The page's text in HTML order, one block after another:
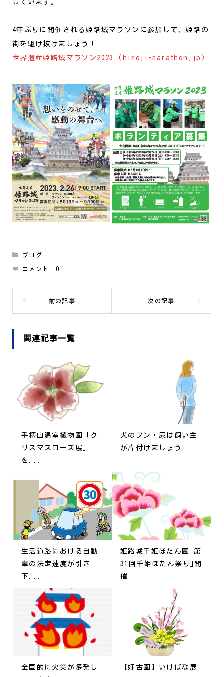
しています。
4年ぶりに開催される姫路城マラソンに参加して、姫路の
街を駆け抜けましょう！
世界遺産姫路城マラソン2023 (himeji-marathon.jp)
ブログ
コメント:0
関連記事一覧
手柄山温室植物園「ク
リスマスローズ展」
を...
犬のフン・尿は飼い主
が片付けましょう
生活道路における自動
車の法定速度が引き
下...
姫路城千姫ぼたん園｢第
31回千姫ぼたん祭り｣開
催
全国的に火災が多発し
【好古園】いけばな展